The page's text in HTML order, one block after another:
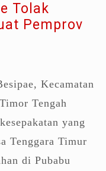
Tolak
Pemprov
Kecamatan
Tengah
yang
Tenggara Timur
di Pubabu